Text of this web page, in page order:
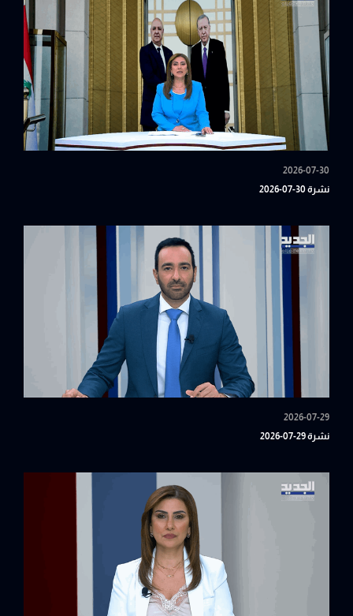
2026-07-30
نشرة 30-07-2026
2026-07-29
نشرة 29-07-2026